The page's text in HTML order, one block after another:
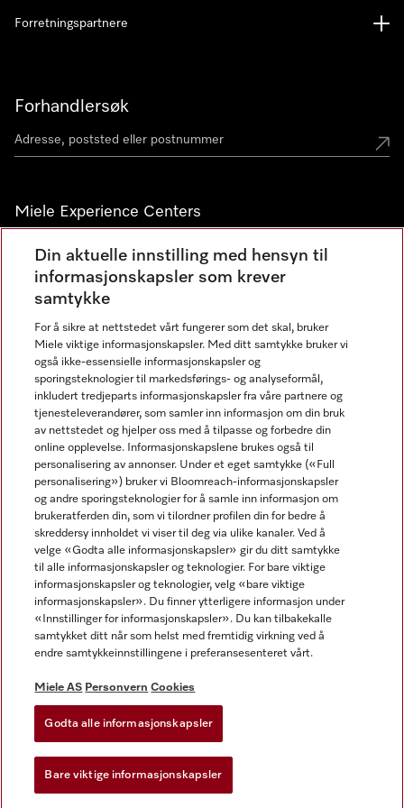
Forhandlersøk
Miele Experience Centers
Miele Experience Center Nesbru
Miele Outlet Nesbru
Nyhetsbrev
Forretningspartnere
Miele AS
Vilkår og betingelser
Vilkår for bruk
Miele tilgjengelighetserklæring
Miele på Facebook
Miele på Youtube
Miele på Instagram
Din aktuelle innstilling med hensyn til
informasjonskapsler som krever
samtykke
For å sikre at nettstedet vårt fungerer som det skal, bruker
Miele viktige informasjonskapsler. Med ditt samtykke bruker vi
også ikke-essensielle informasjonskapsler og
sporingsteknologier til markedsførings- og analyseformål,
inkludert tredjeparts informasjonskapsler fra våre partnere og
tjenesteleverandører, som samler inn informasjon om din bruk
av nettstedet og hjelper oss med å tilpasse og forbedre din
online opplevelse. Informasjonskapslene brukes også til
personalisering av annonser. Under et eget samtykke («Full
personalisering») bruker vi Bloomreach-informasjonskapsler
og andre sporingsteknologier for å samle inn informasjon om
brukeratferden din, som vi tilordner profilen din for bedre å
skreddersy innholdet vi viser til deg via ulike kanaler. Ved å
velge «Godta alle informasjonskapsler» gir du ditt samtykke
til alle informasjonskapsler og teknologier. For bare viktige
informasjonskapsler og teknologier, velg «bare viktige
informasjonskapsler». Du finner ytterligere informasjon under
«Innstillinger for informasjonskapsler». Du kan tilbakekalle
samtykket ditt når som helst med fremtidig virkning ved å
endre samtykkeinnstillingene i preferansesenteret vårt.
Miele AS Personvern Cookies
Godta alle informasjonskapsler
Bare viktige informasjonskapsler